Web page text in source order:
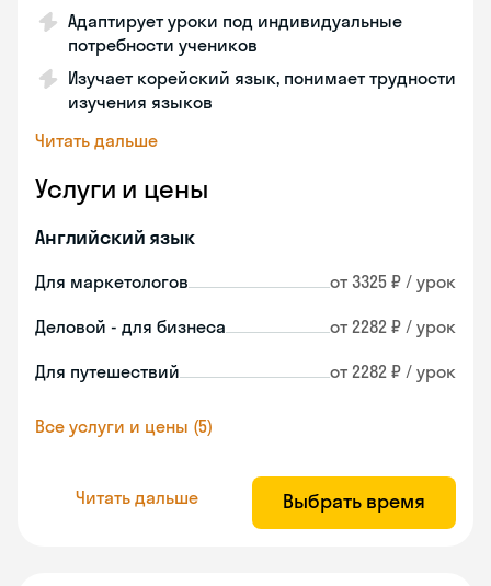
Адаптирует уроки под индивидуальные
потребности учеников
Изучает корейский язык, понимает трудности
изучения языков
Читать дальше
Услуги и цены
Английский язык
Для маркетологов от 3325 ₽ / урок
Деловой - для бизнеса от 2282 ₽ / урок
Для путешествий от 2282 ₽ / урок
Все услуги и цены (5)
Читать дальше Выбрать время